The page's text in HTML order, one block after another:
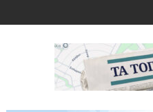
στο
περιεχόμενο